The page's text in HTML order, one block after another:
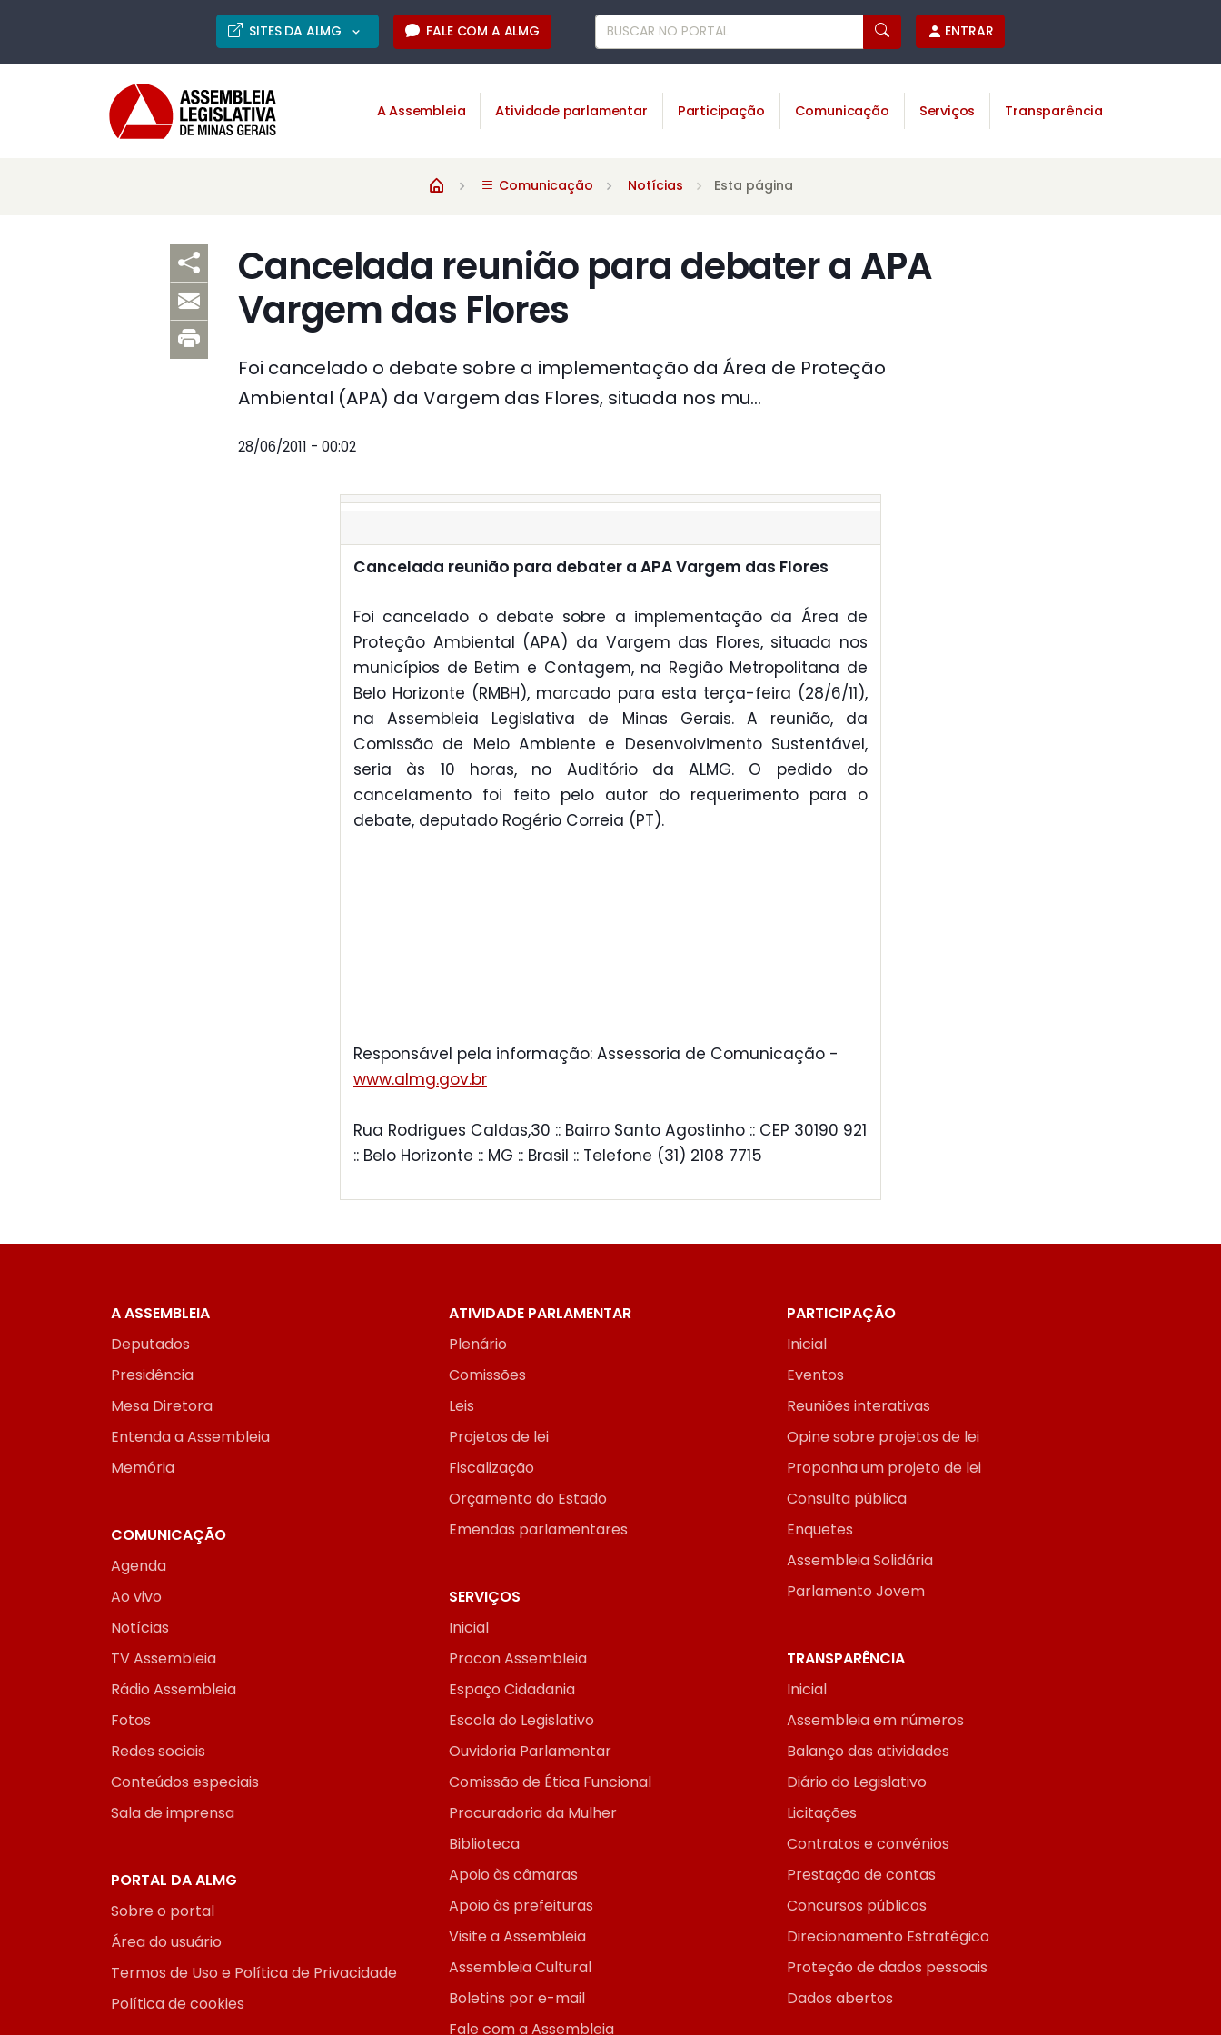
SITES DA ALMG FALE COM A ALMG ENTRAR
A Assembleia Atividade parlamentar Participação Comunicação Serviços Transparência
Comunicação Notícias Esta página
Cancelada reunião para debater a APA
Vargem das Flores
Foi cancelado o debate sobre a implementação da Área de Proteção
Ambiental (APA) da Vargem das Flores, situada nos mu...
28/06/2011 - 00:02
Cancelada reunião para debater a APA Vargem das Flores
Foi cancelado o debate sobre a implementação da Área de
Proteção Ambiental (APA) da Vargem das Flores, situada nos
municípios de Betim e Contagem, na Região Metropolitana de
Belo Horizonte (RMBH), marcado para esta terça-feira (28/6/11),
na Assembleia Legislativa de Minas Gerais. A reunião, da
Comissão de Meio Ambiente e Desenvolvimento Sustentável,
seria às 10 horas, no Auditório da ALMG. O pedido do
cancelamento foi feito pelo autor do requerimento para o
debate, deputado Rogério Correia (PT).
Responsável pela informação: Assessoria de Comunicação -
www.almg.gov.br
Rua Rodrigues Caldas,30 :: Bairro Santo Agostinho :: CEP 30190 921
:: Belo Horizonte :: MG :: Brasil :: Telefone (31) 2108 7715
A ASSEMBLEIA
Deputados
Presidência
Mesa Diretora
Entenda a Assembleia
Memória
ATIVIDADE PARLAMENTAR
Plenário
Comissões
Leis
Projetos de lei
Fiscalização
Orçamento do Estado
Emendas parlamentares
PARTICIPAÇÃO
Inicial
Eventos
Reuniões interativas
Opine sobre projetos de lei
Proponha um projeto de lei
Consulta pública
Enquetes
Assembleia Solidária
Parlamento Jovem
COMUNICAÇÃO
Agenda
Ao vivo
Notícias
TV Assembleia
Rádio Assembleia
Fotos
Redes sociais
Conteúdos especiais
Sala de imprensa
SERVIÇOS
Inicial
Procon Assembleia
Espaço Cidadania
Escola do Legislativo
Ouvidoria Parlamentar
Comissão de Ética Funcional
Procuradoria da Mulher
Biblioteca
Apoio às câmaras
Apoio às prefeituras
Visite a Assembleia
Assembleia Cultural
Boletins por e-mail
Fale com a Assembleia
TRANSPARÊNCIA
Inicial
Assembleia em números
Balanço das atividades
Diário do Legislativo
Licitações
Contratos e convênios
Prestação de contas
Concursos públicos
Direcionamento Estratégico
Proteção de dados pessoais
Dados abertos
PORTAL DA ALMG
Sobre o portal
Área do usuário
Termos de Uso e Política de Privacidade
Política de cookies